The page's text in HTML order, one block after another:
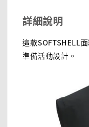
詳細說明
這款SOFTSHELL
準備活動設計。